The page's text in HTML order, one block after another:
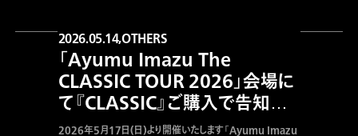
2026.05.14,OTHERS
「Ayumu Imazu The
CLASSIC TOUR 2026」会場に
て『CLASSIC』ご購入で告知ポ
スタープレゼント！
2026年5月17日(日)より開催いたします「Ayumu Imazu